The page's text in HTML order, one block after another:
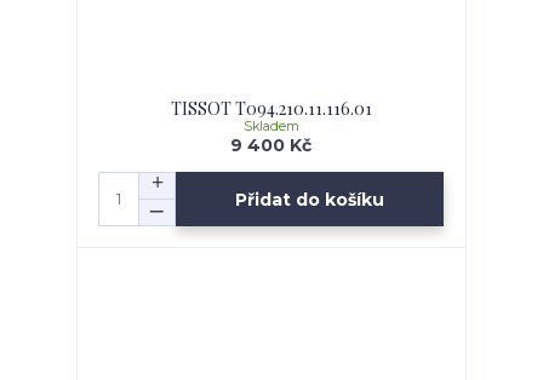
TISSOT T094.210.11.116.01
9 400 Kč
Skladem
Přidat do košíku